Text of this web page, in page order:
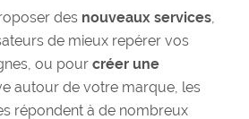
des nouveaux services,
de mieux repérer vos
ou pour créer une
autour de votre marque, les
répondent à de nombreux